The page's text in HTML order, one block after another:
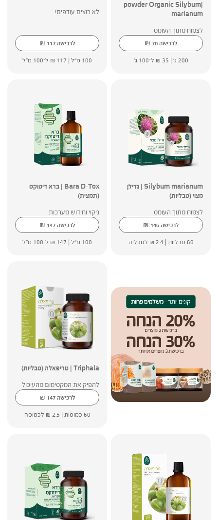
|powder Organic Silybum
marianum
לצמוח מתוך העומס
לרכישה ₪ 70
200 ג' | ₪ 35 ל־100 ג'
לא רוצים עודפים!
לרכישה ₪ 117
100 מ"ל | ₪ 117 ל־100 מ"ל
Silybum marianum | גדילן
מצוי (טבליות)
לצמוח מתוך העומס
לרכישה ₪ 146
60 טבליות | ₪ 2.4 לטבליה
Bara D-Tox | ברא דיטוקס
(תמצית)
ניקוי וחידוש מערכות
לרכישה ₪ 147
100 מ"ל | ₪ 147 ל־100 מ"ל
Triphala | טריפאלה (טבליות)
להפיק את המקסימום מהעיכול
לרכישה ₪ 147
60 כמוסות | ₪ 2.5 לכמוסה